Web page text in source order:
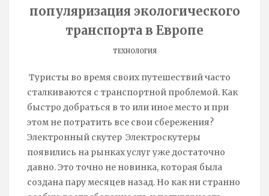
популяризация экологического
транспорта в Европе
ТЕХНОЛОГИЯ
Туристы во время своих путешествий часто
сталкиваются с транспортной проблемой. Как
быстро добраться в то или иное место и при
этом не потратить все свои сбережения?
Электронный скутер Электроскутеры
появились на рынках услуг уже достаточно
давно. Это точно не новинка, которая была
создана пару месяцев назад. Но как ни странно